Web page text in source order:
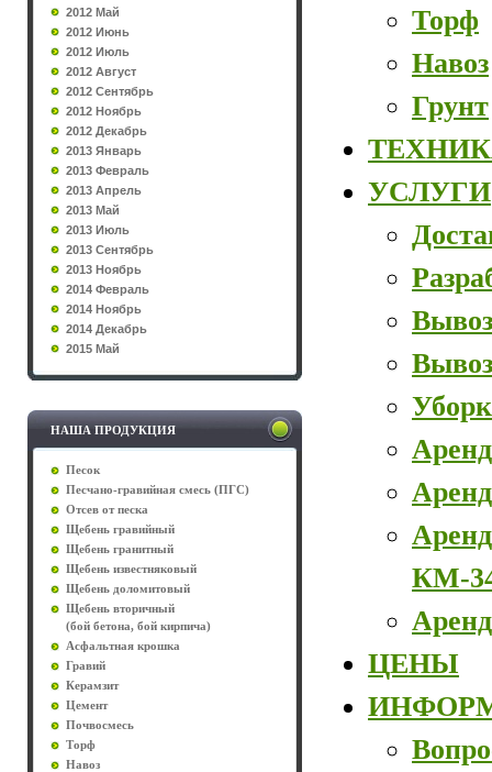
2012 Май
2012 Июнь
2012 Июль
2012 Август
2012 Сентябрь
2012 Ноябрь
2012 Декабрь
2013 Январь
2013 Февраль
2013 Апрель
2013 Май
2013 Июль
2013 Сентябрь
2013 Ноябрь
2014 Февраль
2014 Ноябрь
2014 Декабрь
2015 Май
НАША ПРОДУКЦИЯ
Песок
Песчано-гравийная смесь (ПГС)
Отсев от песка
Щебень гравийный
Щебень гранитный
Щебень известняковый
Щебень доломитовый
Щебень вторичный
(бой бетона, бой кирпича)
Асфальтная крошка
Гравий
Керамзит
Цемент
Почвосмесь
Торф
Навоз
Торф
Навоз
Грунт
УСЛУГИ
КМ-
ЦЕНЫ